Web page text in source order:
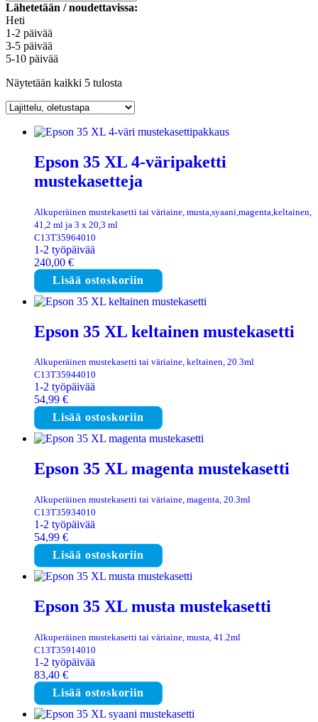
Lähetetään / noudettavissa:
Heti
1-2 päivää
3-5 päivää
5-10 päivää
Näytetään kaikki 5 tulosta
Epson 35 XL 4-väripaketti
mustekasetteja
Alkuperäinen mustekasetti tai väriaine, musta,syaani,magenta,keltainen,
41,2 ml ja 3 x 20,3 ml
C13T35964010
1-2 työpäivää
240,00 €
Lisää ostoskoriin
Epson 35 XL keltainen mustekasetti
Alkuperäinen mustekasetti tai väriaine, keltainen, 20.3ml
C13T35944010
1-2 työpäivää
54,99 €
Lisää ostoskoriin
Epson 35 XL magenta mustekasetti
Alkuperäinen mustekasetti tai väriaine, magenta, 20.3ml
C13T35934010
1-2 työpäivää
54,99 €
Lisää ostoskoriin
Epson 35 XL musta mustekasetti
Alkuperäinen mustekasetti tai väriaine, musta, 41.2ml
C13T35914010
1-2 työpäivää
83,40 €
Lisää ostoskoriin